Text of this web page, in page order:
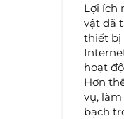
Lợi ích
vật đã
thiết bị
hoạt
Hơn
vụ,
bạch